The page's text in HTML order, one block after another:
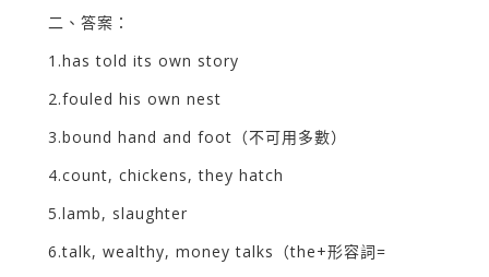
二、答案：
1.has told its own story
2.fouled his own nest
3.bound hand and foot（不可用多數）
4.count, chickens, they hatch
5.lamb, slaughter
6.talk, wealthy, money talks（the+形容詞=